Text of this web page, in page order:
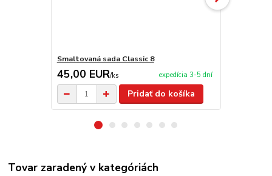
Smaltovaná sada Classic 8
45,00 EUR/ks expedícia 3-5 dní
Pridať do košíka
Tovar zaradený v kategóriách